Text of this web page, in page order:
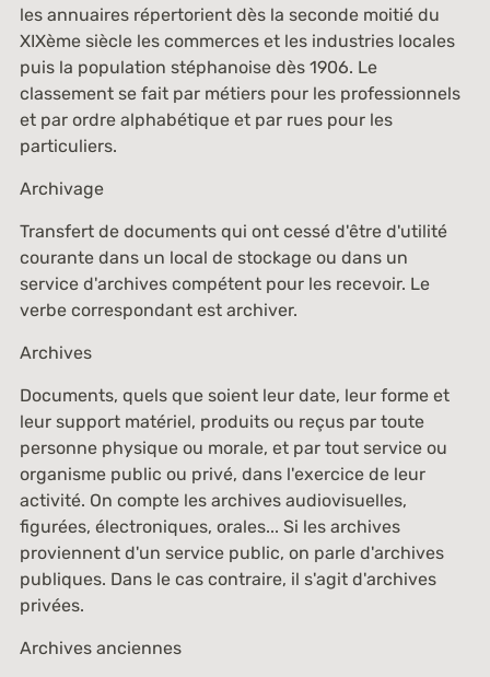
les annuaires répertorient dès la seconde moitié du
XIXème siècle les commerces et les industries locales
puis la population stéphanoise dès 1906. Le
classement se fait par métiers pour les professionnels
et par ordre alphabétique et par rues pour les
particuliers.
Archivage
Transfert de documents qui ont cessé d'être d'utilité
courante dans un local de stockage ou dans un
service d'archives compétent pour les recevoir. Le
verbe correspondant est archiver.
Archives
Documents, quels que soient leur date, leur forme et
leur support matériel, produits ou reçus par toute
personne physique ou morale, et par tout service ou
organisme public ou privé, dans l'exercice de leur
activité. On compte les archives audiovisuelles,
figurées, électroniques, orales... Si les archives
proviennent d'un service public, on parle d'archives
publiques. Dans le cas contraire, il s'agit d'archives
privées.
Archives anciennes